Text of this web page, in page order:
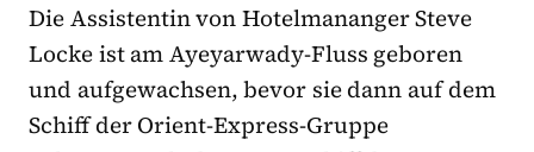
Die Assistentin von Hotelmananger Steve
Locke ist am Ayeyarwady-Fluss geboren
und aufgewachsen, bevor sie dann auf dem
Schiff der Orient-Express-Gruppe